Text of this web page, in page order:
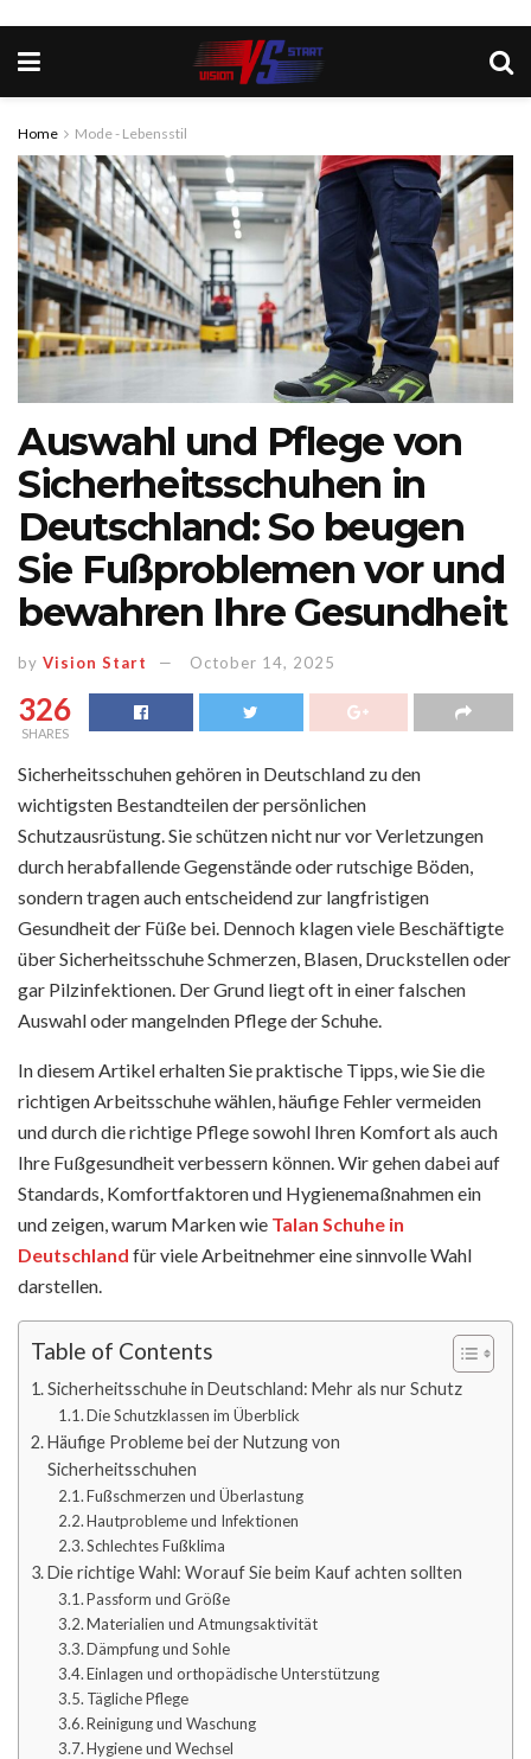
Home Mode - Lebensstil
Auswahl und Pflege von
Sicherheitsschuhen in
Deutschland: So beugen
Sie Fußproblemen vor und
bewahren Ihre Gesundheit
by Vision Start October 14, 2025
326
SHARES
Sicherheitsschuhen gehören in Deutschland zu den
wichtigsten Bestandteilen der persönlichen
Schutzausrüstung. Sie schützen nicht nur vor Verletzungen
durch herabfallende Gegenstände oder rutschige Böden,
sondern tragen auch entscheidend zur langfristigen
Gesundheit der Füße bei. Dennoch klagen viele Beschäftigte
über Sicherheitsschuhe Schmerzen, Blasen, Druckstellen oder
gar Pilzinfektionen. Der Grund liegt oft in einer falschen
Auswahl oder mangelnden Pflege der Schuhe.
In diesem Artikel erhalten Sie praktische Tipps, wie Sie die
richtigen Arbeitsschuhe wählen, häufige Fehler vermeiden
und durch die richtige Pflege sowohl Ihren Komfort als auch
Ihre Fußgesundheit verbessern können. Wir gehen dabei auf
Standards, Komfortfaktoren und Hygienemaßnahmen ein
und zeigen, warum Marken wie Talan Schuhe in
Deutschland für viele Arbeitnehmer eine sinnvolle Wahl
darstellen.
Table of Contents
Sicherheitsschuhe in Deutschland: Mehr als nur Schutz
Die Schutzklassen im Überblick
Häufige Probleme bei der Nutzung von
Sicherheitsschuhen
Fußschmerzen und Überlastung
Hautprobleme und Infektionen
Schlechtes Fußklima
Die richtige Wahl: Worauf Sie beim Kauf achten sollten
Passform und Größe
Materialien und Atmungsaktivität
Dämpfung und Sohle
Einlagen und orthopädische Unterstützung
Tägliche Pflege
Reinigung und Waschung
Hygiene und Wechsel